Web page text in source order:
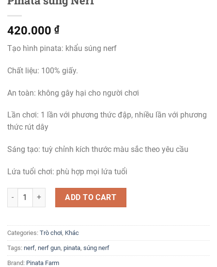
420.000 ₫
Tạo hình pinata: khẩu súng nerf
Chất liệu: 100% giấy.
An toàn: không gây hại cho người chơi
Lần chơi: 1 lần với phương thức đập, nhiều lần với phương
thức rút dây
Sáng tạo: tuỳ chỉnh kích thước màu sắc theo yêu cầu
Lứa tuổi chơi: phù hợp mọi lứa tuổi
Pinata súng Nerf quantityADD TO CART
Categories: Trò chơi, Khác
Tags: nerf, nerf gun, pinata, súng nerf
Brand: Pinata Farm